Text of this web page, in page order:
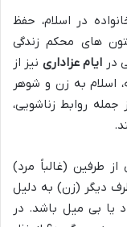
در اسلام، حفظ
های محکم زندگی
در ایام عزاداری نیز از
اسلام به زن و شوهر
روابط زناشویی،
طرفین (غالباً مرد)
دیگر (زن) به دلیل
یا بی میل باشد. در